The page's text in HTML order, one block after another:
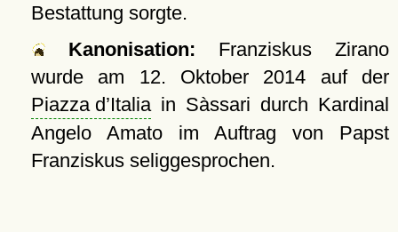
Bestattung sorgte.
Kanonisation: Franziskus Zirano
wurde am 12. Oktober 2014 auf der
Piazza d’Italiain Sàssari durch Kardinal
Angelo Amato im Auftrag von Papst
Franziskus seliggesprochen.